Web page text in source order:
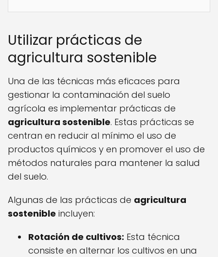
Utilizar prácticas de
agricultura sostenible
Una de las técnicas más eficaces para
gestionar la contaminación del suelo
agrícola es implementar prácticas de
agricultura sostenible. Estas prácticas se
centran en reducir al mínimo el uso de
productos químicos y en promover el uso de
métodos naturales para mantener la salud
del suelo.
Algunas de las prácticas de agricultura
sostenible incluyen:
Rotación de cultivos: Esta técnica
consiste en alternar los cultivos en una